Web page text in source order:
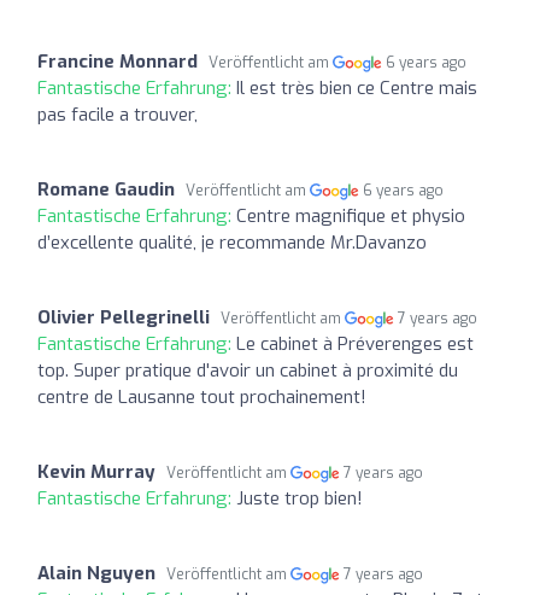
Francine Monnard Veröffentlicht am 6 years ago
Fantastische Erfahrung: Il est très bien ce Centre mais
pas facile a trouver,
Romane Gaudin Veröffentlicht am 6 years ago
Fantastische Erfahrung: Centre magnifique et physio
d’excellente qualité, je recommande Mr.Davanzo
Olivier Pellegrinelli Veröffentlicht am 7 years ago
Fantastische Erfahrung: Le cabinet à Préverenges est
top. Super pratique d'avoir un cabinet à proximité du
centre de Lausanne tout prochainement!
Kevin Murray Veröffentlicht am 7 years ago
Fantastische Erfahrung: Juste trop bien!
Alain Nguyen Veröffentlicht am 7 years ago